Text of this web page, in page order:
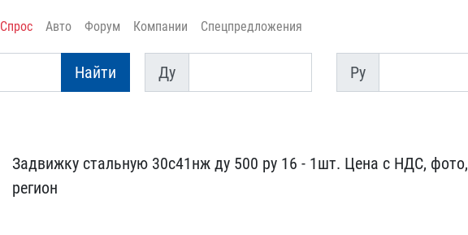
Спрос Авто Форум Компании Спецпредложения
Найти
Ду
Ду
Py
Py
Задвижку стальную 30с41н​ж ду 500 ру 16 - 1шт. Ц​ена с НДС, фото,
регион